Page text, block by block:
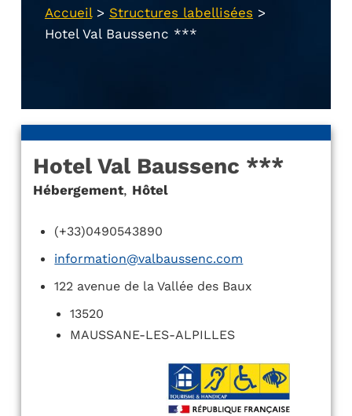
Accueil> Structures labellisées >
Hotel Val Baussenc ***
Hotel Val Baussenc ***
Hébergement, Hôtel
(+33)0490543890
information@valbaussenc.com
122 avenue de la Vallée des Baux
13520
MAUSSANE-LES-ALPILLES